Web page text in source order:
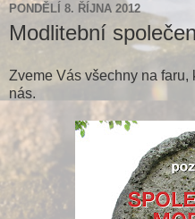
PONDĚLÍ 8. ŘÍJNA 2012
Modlitební
Zveme Vás všechny na faru,
nás.